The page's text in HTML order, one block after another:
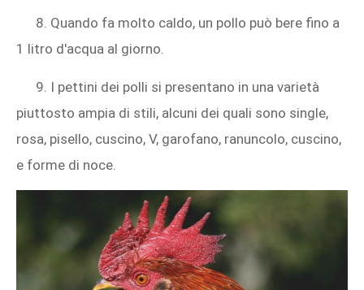
8. Quando fa molto caldo, un pollo può bere fino a
1 litro d'acqua al giorno.
9. I pettini dei polli si presentano in una varietà
piuttosto ampia di stili, alcuni dei quali sono single,
rosa, pisello, cuscino, V, garofano, ranuncolo, cuscino,
e forme di noce.